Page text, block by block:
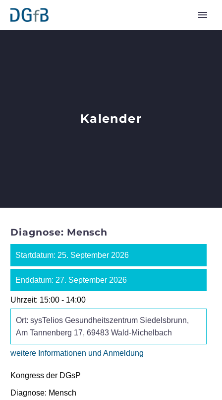
Kalender
Diagnose: Mensch
Startdatum: 25. September 2026
Enddatum: 27. September 2026
Uhrzeit: 15:00 - 14:00
Ort: sysTelios Gesundheitszentrum Siedelsbrunn,
Am Tannenberg 17, 69483 Wald-Michelbach
weitere Informationen und Anmeldung
Kongress der DGsP
Diagnose: Mensch